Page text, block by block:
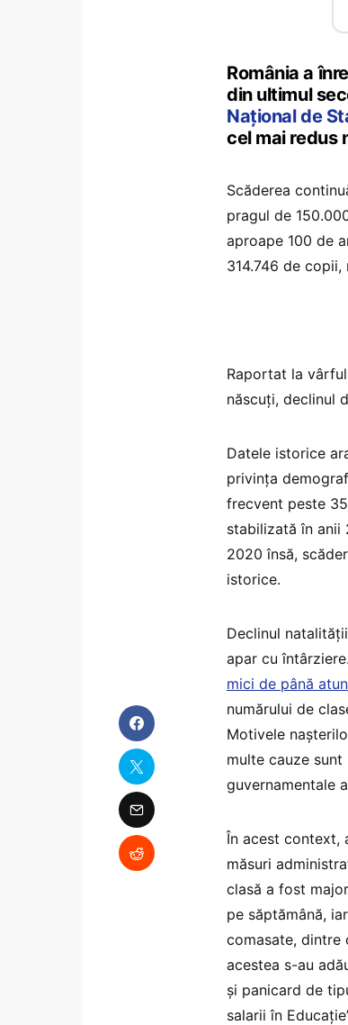
România a
din ultimul
Național de
cel mai redus
Scăderea
pragul de
aproape 100 de
314.746 de
Raportat la
născuți, declinul
Datele istorice
privința
frecvent peste
stabilizată în anii
2020 însă,
istorice.
Declinul
apar cu
mici de până
numărului de
Motivele
multe cauze
guvernamentale
În acest context,
măsuri
clasă a fost
pe săptămână,
comasate, dintre
acestea s-au
și panicard de
salarii în